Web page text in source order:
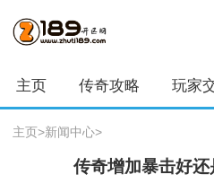
主页 传奇攻略 玩家
主页>新闻中心>
传奇增加暴击好